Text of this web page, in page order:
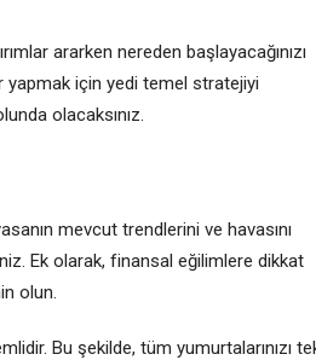
ararken nereden başlayacağınızı
yapmak için yedi temel stratejiyi
olacaksınız.
mevcut trendlerini ve havasını
Ek olarak, finansal eğilimlere dikkat
olun.
Bu şekilde, tüm yumurtalarınızı